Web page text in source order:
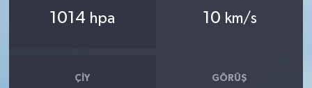
1014 hpa 10 km/s
ÇIY GÖRÜŞ